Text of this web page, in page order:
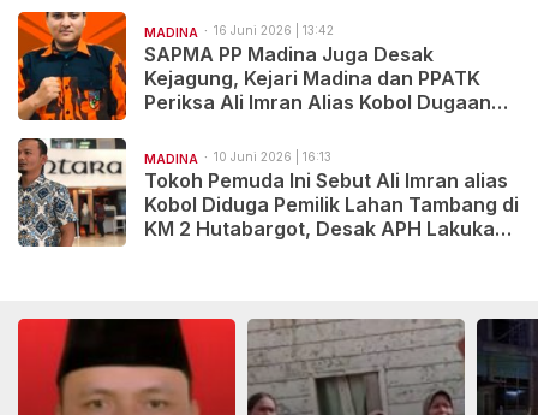
MADINA 16 Juni 2026 | 13:42
SAPMA PP Madina Juga Desak
Kejagung, Kejari Madina dan PPATK
Periksa Ali Imran Alias Kobol Dugaan
MADINA 10 Juni 2026 | 16:13
Tokoh Pemuda Ini Sebut Ali Imran alias
Kobol Diduga Pemilik Lahan Tambang di
KM 2 Hutabargot, Desak APH Lakukan